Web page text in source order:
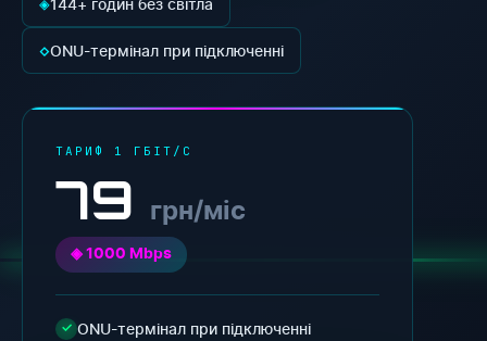
144+ годин без світла
◇ONU-термінал при підключенні
ТАРИФ 1 ГБІТ/С
79 грн/міс
◈ 1000 Mbps
✓ ONU-термінал при підключенні